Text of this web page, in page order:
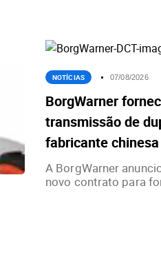
NOTÍCIAS 07/08/2026
BorgWarner
transmissão de
fabricante
A BorgWarner
novo contrato para